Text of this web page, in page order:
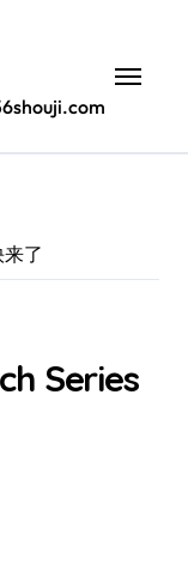
了
Series